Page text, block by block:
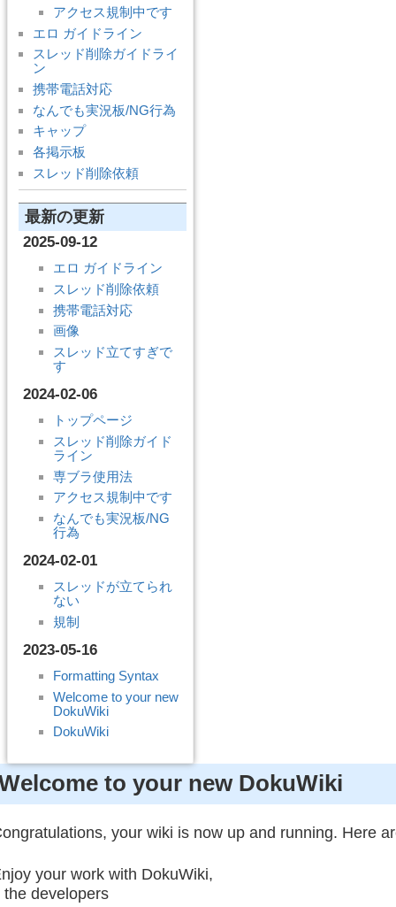
アクセス規制中です
エロ ガイドライン
スレッド削除ガイドライ
ン
携帯電話対応
なんでも実況板/NG行為
キャップ
各掲示板
スレッド削除依頼
最新の更新
2025-09-12
エロ ガイドライン
スレッド削除依頼
携帯電話対応
画像
スレッド立てすぎで
す
2024-02-06
トップページ
スレッド削除ガイド
ライン
専ブラ使用法
アクセス規制中です
なんでも実況板/NG
行為
2024-02-01
スレッドが立てられ
ない
規制
2023-05-16
Formatting Syntax
Welcome to your new
DokuWiki
DokuWiki
to your new DokuWiki
your wiki is now up and running. Here
your work with DokuWiki,
the developers